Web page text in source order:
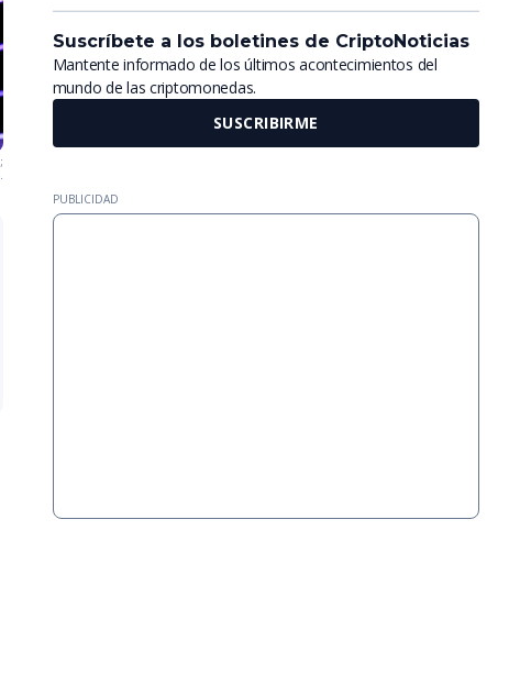
;
.
Suscríbete a los boletines de CriptoNoticias
Mantente informado de los últimos acontecimientos del
mundo de las criptomonedas.
SUSCRIBIRME
PUBLICIDAD